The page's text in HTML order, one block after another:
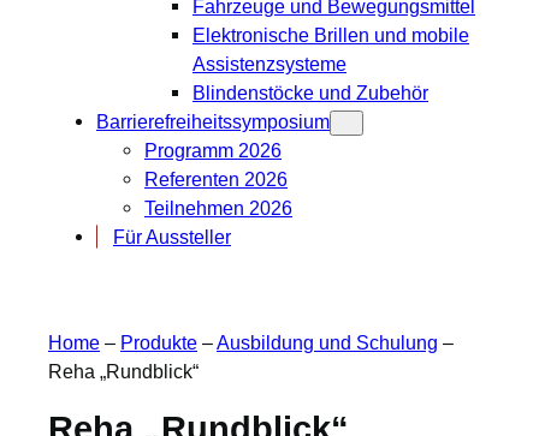
Fahrzeuge und Bewegungsmittel
Elektronische Brillen und mobile
Assistenzsysteme
Blindenstöcke und Zubehör
Barrierefreiheitssymposium
Programm 2026
Referenten 2026
Teilnehmen 2026
Für Aussteller
Home – Produkte –Ausbildung und Schulung –
Reha „Rundblick“